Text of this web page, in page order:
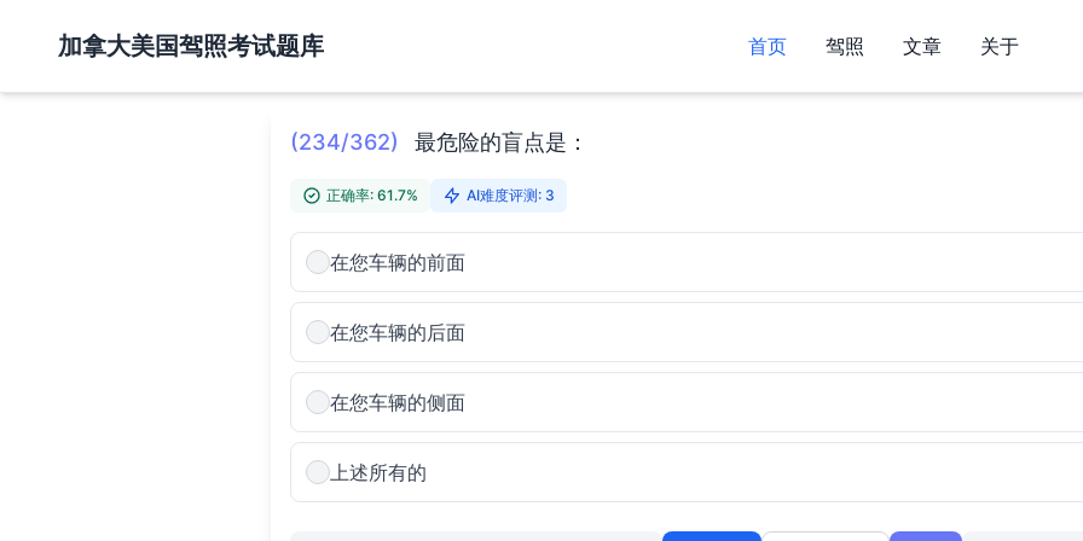
加拿大美国驾照考试题库 首页 驾照 文章 关于
(234/362) 最危险的盲点是：
正确率: 61.7% AI难度评测: 3
在您车辆的前面
在您车辆的后面
在您车辆的侧面
上述所有的